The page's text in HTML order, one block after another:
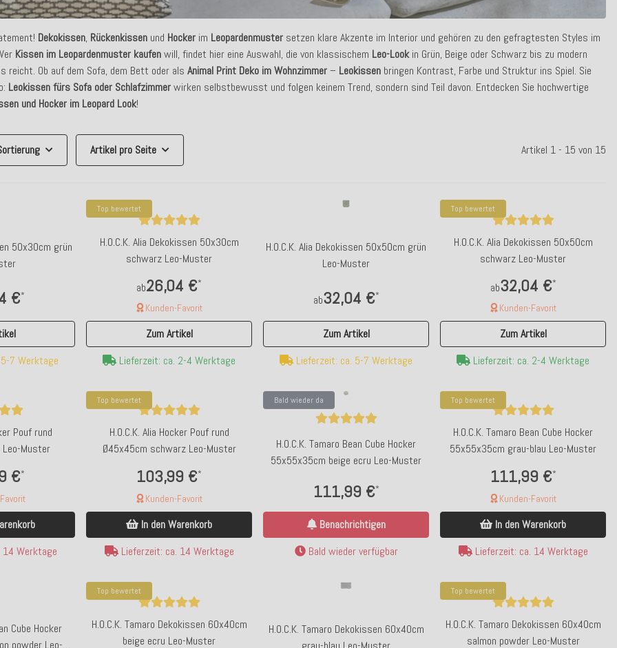
Dekokissen, Rückenkissen und Hocker im Leopardenmuster setzen klare Akzente im Interior und gehören zu den gefragtesten Styles im
Kissen im Leopardenmuster kaufenwill, findet hier eine Auswahl, die von klassischem Leo-Lookin Grün, Beige oder Schwarz bis zu modern
reicht. Ob auf dem Sofa, dem Bett oder als Animal Print Deko im Wohnzimmer– Leokissen bringen Kontrast, Farbe und Struktur ins Spiel. Sie
Leokissen fürs Sofa oder Schlafzimmerwirken selbstbewusst und folgen keinem Trend, sondern sind Teil davon. Entdecken Sie hochwertige
und Hocker im Leopard Look!
Artikel pro Seite Artikel 1 - 15 von 15
50x30cm grün
€*
7 Werktage
Top bewertet
H.O.C.K. Alia Dekokissen 50x30cm
schwarz Leo-Muster
ab26,04 €*
Kunden-Favorit
Zum Artikel
Lieferzeit: ca. 2-4 Werktage
H.O.C.K. Alia Dekokissen 50x50cm grün
Leo-Muster
ab32,04 €*
Zum Artikel
Lieferzeit: ca. 5-7 Werktage
Top bewertet
H.O.C.K. Alia Dekokissen 50x50cm
schwarz Leo-Muster
ab32,04 €*
Kunden-Favorit
Zum Artikel
Lieferzeit: ca. 2-4 Werktage
Pouf rund
Muster
€*
Werktage
Top bewertet
H.O.C.K. Alia Hocker Pouf rund
Ø45x45cm schwarz Leo-Muster
103,99 €*
Kunden-Favorit
In den Warenkorb
Lieferzeit: ca. 14 Werktage
Bald wieder da
H.O.C.K. Tamaro Bean Cube Hocker
55x55x35cm beige ecru Leo-Muster
111,99 €*
Benachrichtigen
Bald wieder verfügbar
Top bewertet
H.O.C.K. Tamaro Bean Cube Hocker
55x55x35cm grau-blau Leo-Muster
111,99 €*
Kunden-Favorit
In den Warenkorb
Lieferzeit: ca. 14 Werktage
Cube Hocker
powder Leo-
Top bewertet
H.O.C.K. Tamaro Dekokissen 60x40cm
beige ecru Leo-Muster
H.O.C.K. Tamaro Dekokissen 60x40cm
Top bewertet
H.O.C.K. Tamaro Dekokissen 60x40cm
salmon powder Leo-Muster